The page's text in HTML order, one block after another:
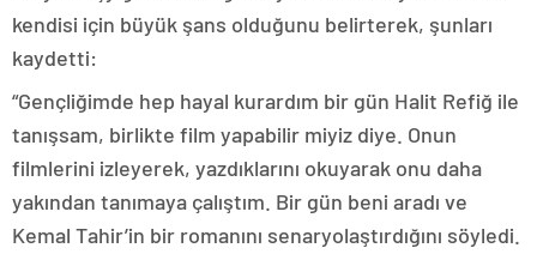
kendisi için büyük şans olduğunu belirterek, şunları
kaydetti:
“Gençliğimde hep hayal kurardım bir gün Halit Refiğ ile
tanışsam, birlikte film yapabilir miyiz diye. Onun
filmlerini izleyerek, yazdıklarını okuyarak onu daha
yakından tanımaya çalıştım. Bir gün beni aradı ve
Kemal Tahir’in bir romanını senaryolaştırdığını söyledi.